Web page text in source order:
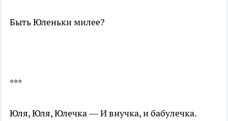
Быть Юленьки милее?
***
Юля, Юля, Юлечка — И внучка, и бабулечка.